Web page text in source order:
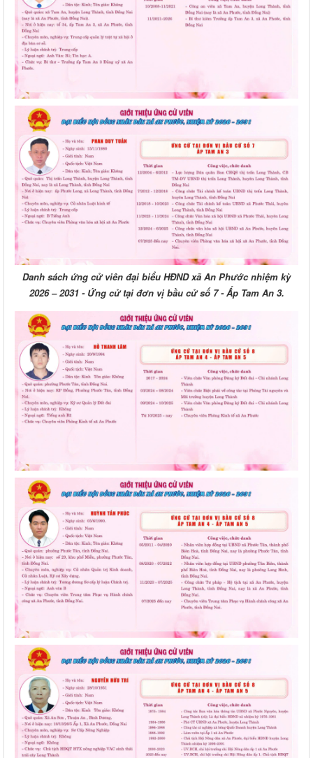
Danh sách ứng cử viên đại biểu HĐND xã An Phước nhiệm kỳ
2026 – 2031 - Ứng cử tại đơn vị bầu cử số 7 - Ấp Tam An 3.